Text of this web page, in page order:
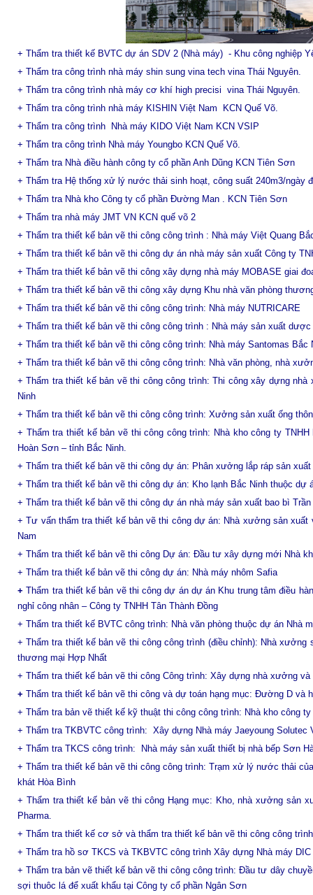
+ Thẩm tra thiết kế BVTC dự án SDV 2 (Nhà máy) - Khu công nghiệp
+ Thẩm tra công trình nhà máy shin sung vina tech vina Thái Nguyên.
+ Thẩm tra công trình nhà máy cơ khí high precisi vina Thái Nguyên.
+ Thẩm tra công trình nhà máy KISHIN Việt Nam KCN Quế Võ.
+ Thẩm tra công trình Nhà máy KIDO Việt Nam KCN VSIP
+ Thẩm tra công trình Nhà máy Youngbo KCN Quế Võ.
+ Thẩm tra Nhà điều hành công ty cổ phần Anh Dũng KCN Tiên Sơn
+ Thẩm tra Hệ thống xử lý nước thải sinh hoạt, công suất 240m3/ngày
+ Thẩm tra Nhà kho Công ty cổ phần Đường Man . KCN Tiên Sơn
+ Thẩm tra nhà máy JMT VN KCN quế võ 2
+ Thẩm tra thiết kế bản vẽ thi công công trình : Nhà máy Việt Quang
+ Thẩm tra thiết kế bản vẽ thi công dự án nhà máy sản xuất Công ty
+ Thẩm tra thiết kế bản vẽ thi công xây dựng nhà máy MOBASE giai
+ Thẩm tra thiết kế bản vẽ thi công xây dựng Khu nhà văn phòng
+ Thẩm tra thiết kế bản vẽ thi công công trình: Nhà máy NUTRICARE
+ Thẩm tra thiết kế bản vẽ thi công công trình : Nhà máy sản xuất
+ Thẩm tra thiết kế bản vẽ thi công công trình: Nhà máy Santomas Bắc
+ Thẩm tra thiết kế bản vẽ thi công công trình: Nhà văn phòng, nhà
+ Thẩm tra thiết kế bản vẽ thi công công trình: Thi công xây dựng
Ninh
+ Thẩm tra thiết kế bản vẽ thi công công trình: Xưởng sản xuất ống
+ Thẩm tra thiết kế bản vẽ thi công công trình: Nhà kho công ty
Hoàn Sơn – tỉnh Bắc Ninh.
+ Thẩm tra thiết kế bản vẽ thi công dự án: Phân xưởng lắp ráp sản
+ Thẩm tra thiết kế bản vẽ thi công dự án: Kho lạnh Bắc Ninh thuộc dự
+ Thẩm tra thiết kế bản vẽ thi công dự án nhà máy sản xuất bao bì Trần
+ Tư vấn thẩm tra thiết kế bản vẽ thi công dự án: Nhà xưởng sản xuất
Nam
+ Thẩm tra thiết kế bản vẽ thi công Dự án: Đầu tư xây dựng mới Nhà
+ Thẩm tra thiết kế bản vẽ thi công dự án: Nhà máy nhôm Safia
+Thẩm tra thiết kế bản vẽ thi công dự án dự án Khu trung tâm điều
nghỉ công nhân – Công ty TNHH Tân Thành Đồng
+ Thẩm tra thiết kế BVTC công trình: Nhà văn phòng thuộc dự án Nhà
+ Thẩm tra thiết kế bản vẽ thi công công trình (điều chỉnh): Nhà
thương mại Hợp Nhất
+ Thẩm tra thiết kế bản vẽ thi công Công trình: Xây dựng nhà xưởng
+ Thẩm tra thiết kế bản vẽ thi công và dự toán hạng mục: Đường D và
+ Thẩm tra bản vẽ thiết kế kỹ thuật thi công công trình: Nhà kho công
+ Thẩm tra TKBVTC công trình: Xây dựng Nhà máy Jaeyoung Solutec
+ Thẩm tra TKCS công trình: Nhà máy sản xuất thiết bị nhà bếp Sơn
+ Thẩm tra thiết kế bản vẽ thi công công trình: Trạm xử lý nước thải
khát Hòa Bình
+ Thẩm tra thiết kế bản vẽ thi công Hạng mục: Kho, nhà xưởng sản
Pharma.
+ Thẩm tra thiết kế cơ sở và thẩm tra thiết kế bản vẽ thi công công
+ Thẩm tra hồ sơ TKCS và TKBVTC công trình Xây dựng Nhà máy DIC
+ Thẩm tra bản vẽ thiết kế bản vẽ thi công công trình: Đầu tư dây
sợi thuôc lá để xuất khẩu tại Công ty cổ phần Ngân Sơn